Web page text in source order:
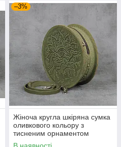
–3%
Жіноча кругла шкіряна сумка
оливкового кольору з
тисненим орнаментом
«Гори», діаметр 22 см